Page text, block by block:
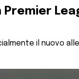
il nuovo